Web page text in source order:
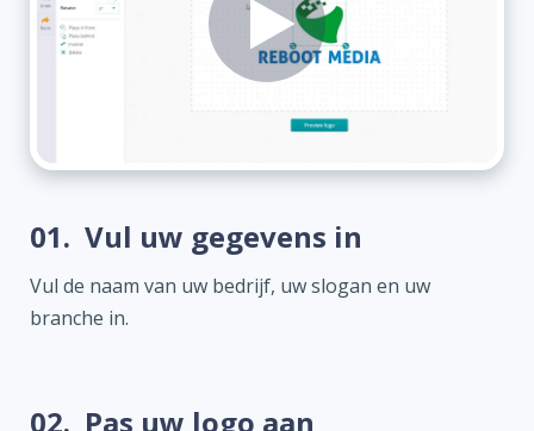
01. Vul uw gegevens in
Vul de naam van uw bedrijf, uw slogan en uw
branche in.
02. Pas uw logo aan